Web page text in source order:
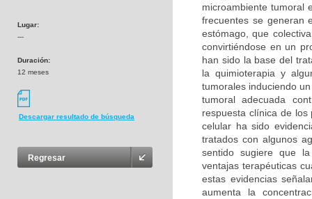
Lugar:
---
Duración:
12 meses
Descargar resultado de búsqueda
Regresar
microambiente tumoral
frecuentes se generan
estómago, que
convirtiéndose en un
han sido la base del
la quimioterapia y
tumorales induciendo
tumoral adecuada
respuesta clínica de
celular ha sido
tratados con algunos
sentido sugiere que
ventajas terapéuticas
estas evidencias
aumenta la